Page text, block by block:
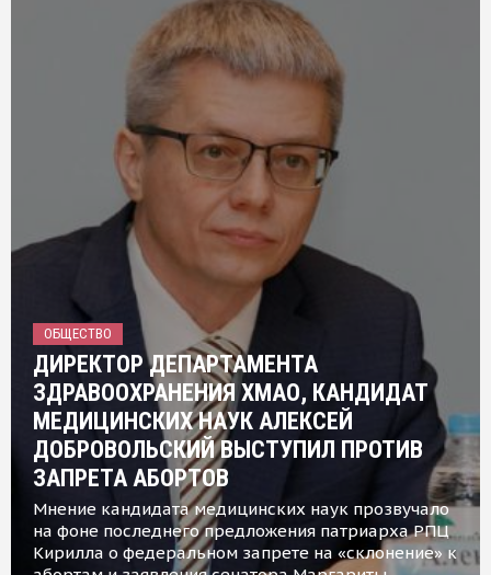
ОБЩЕСТВО
ДИРЕКТОР ДЕПАРТАМЕНТА
ЗДРАВООХРАНЕНИЯ ХМАО, КАНДИДАТ
МЕДИЦИНСКИХ НАУК АЛЕКСЕЙ
ДОБРОВОЛЬСКИЙ ВЫСТУПИЛ ПРОТИВ
ЗАПРЕТА АБОРТОВ
Мнение кандидата медицинских наук прозвучало
на фоне последнего предложения патриарха РПЦ
Кирилла о федеральном запрете на «склонение» к